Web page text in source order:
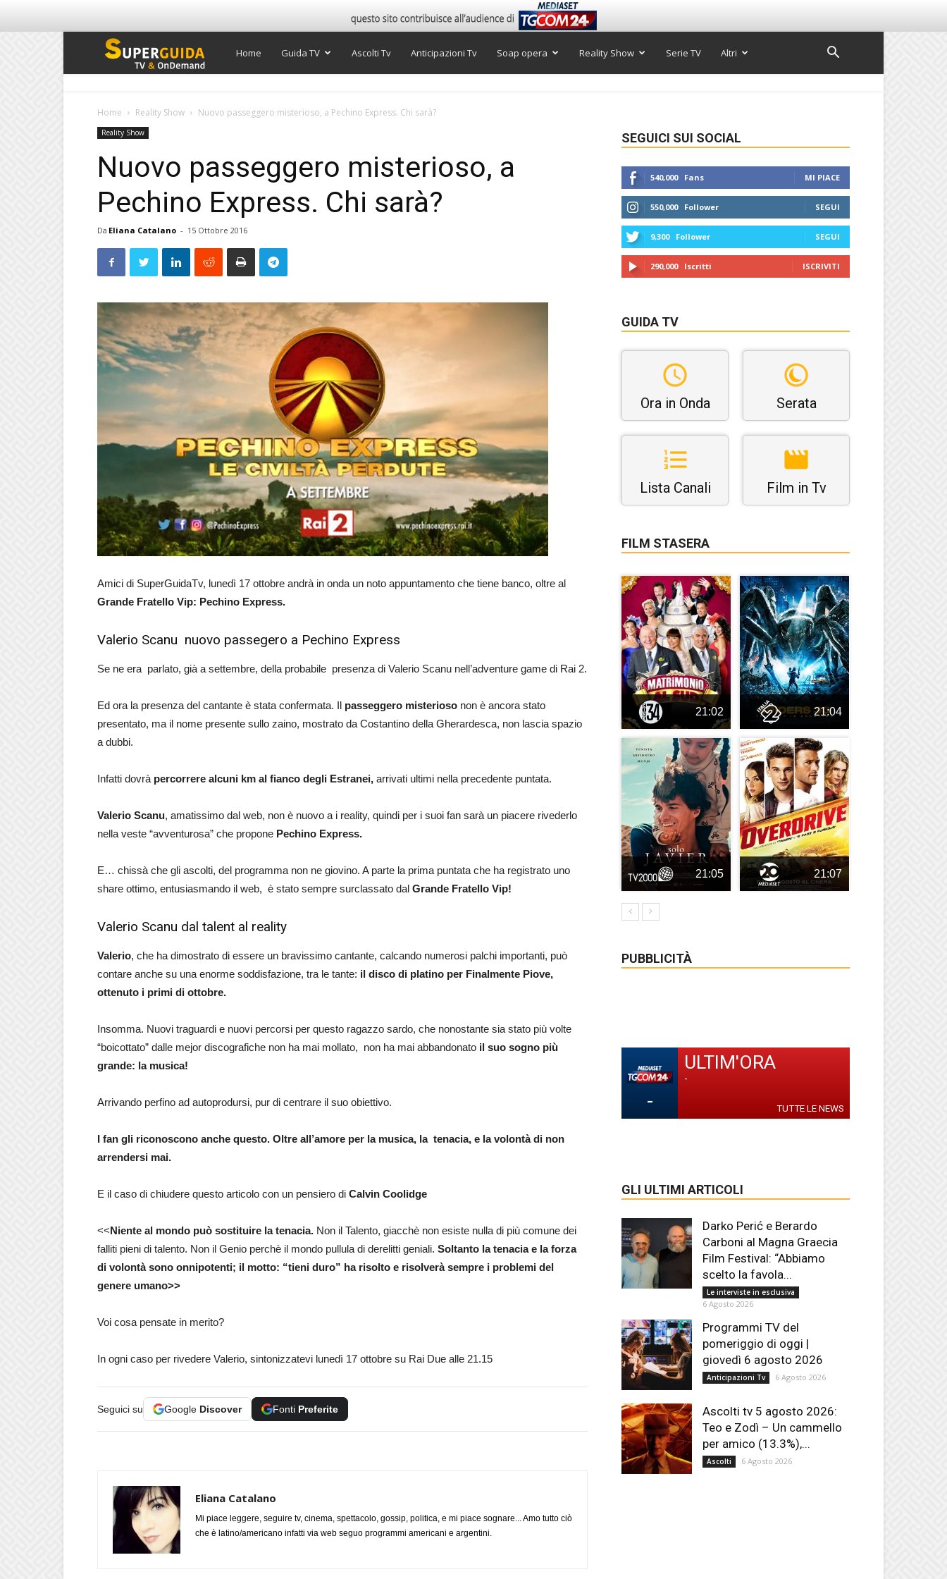
Super
Home Guida TV Ascolti Tv Anticipazioni Tv Soap opera Reality Show Serie TV Altri
Home Reality Show Nuovo passeggero misterioso, a Pechino Express. Chi sarà?
Reality Show
Nuovo passeggero misterioso, a
Pechino Express. Chi sarà?
Da Eliana Catalano - 15 Ottobre 2016
Amici di SuperGuidaTv, lunedì 17 ottobre andrà in onda un noto appuntamento che tiene banco, oltre al
Grande Fratello Vip: Pechino Express.
Valerio Scanu nuovo passegero a Pechino Express
Se ne era parlato, già a settembre, della probabile presenza di Valerio Scanu nell’adventure game di Rai 2.
Ed ora la presenza del cantante è stata confermata. Il passeggero misterioso non è ancora stato
presentato, ma il nome presente sullo zaino, mostrato da Costantino della Gherardesca, non lascia spazio
a dubbi.
Infatti dovrà percorrere alcuni km al fianco degli Estranei, arrivati ultimi nella precedente puntata.
Valerio Scanu, amatissimo dal web, non è nuovo a i reality, quindi per i suoi fan sarà un piacere rivederlo
nella veste “avventurosa” che propone Pechino Express.
E… chissà che gli ascolti, del programma non ne giovino. A parte la prima puntata che ha registrato uno
share ottimo, entusiasmando il web, è stato sempre surclassato dal Grande Fratello Vip!
Valerio Scanu dal talent al reality
Valerio, che ha dimostrato di essere un bravissimo cantante, calcando numerosi palchi importanti, può
contare anche su una enorme soddisfazione, tra le tante: il disco di platino per Finalmente Piove,
ottenuto i primi di ottobre.
Insomma. Nuovi traguardi e nuovi percorsi per questo ragazzo sardo, che nonostante sia stato più volte
“boicottato” dalle mejor discografiche non ha mai mollato, non ha mai abbandonato il suo sogno più
grande: la musica!
Arrivando perfino ad autoprodursi, pur di centrare il suo obiettivo.
I fan gli riconoscono anche questo. Oltre all’amore per la musica, la tenacia, e la volontà di non
arrendersi mai.
E il caso di chiudere questo articolo con un pensiero di Calvin Coolidge
<<Niente al mondo può sostituire la tenacia. Non il Talento, giacchè non esiste nulla di più comune dei
falliti pieni di talento. Non il Genio perchè il mondo pullula di derelitti geniali. Soltanto la tenacia e la forza
di volontà sono onnipotenti; il motto: “tieni duro” ha risolto e risolverà sempre i problemi del
genere umano>>
Voi cosa pensate in merito?
In ogni caso per rivedere Valerio, sintonizzatevi lunedì 17 ottobre su Rai Due alle 21.15
Seguici su Google Discover Fonti Preferite
Eliana Catalano
Mi piace leggere, seguire tv, cinema, spettacolo, gossip, politica, e mi piace sognare... Amo tutto ciò
che è latino/americano infatti via web seguo programmi americani e argentini.
SEGUICI SUI SOCIAL
540,000 Fans MI PIACE
550,000 Follower SEGUI
9,300 Follower SEGUI
290,000 Iscritti ISCRIVITI
GUIDA TV
Ora in Onda Serata
Lista Canali Film in Tv
FILM STASERA
21:02 21:04
21:05 21:07
PUBBLICITÀ
-
ULTIM'ORA
-
TUTTE LE NEWS
GLI ULTIMI ARTICOLI
Darko Perić e Berardo
Carboni al Magna Graecia
Film Festival: “Abbiamo
scelto la favola...
Le interviste in esclusiva
6 Agosto 2026
Programmi TV del
pomeriggio di oggi |
giovedì 6 agosto 2026
Anticipazioni Tv 6 Agosto 2026
Ascolti tv 5 agosto 2026:
Teo e Zodì – Un cammello
per amico (13.3%),...
Ascolti 6 Agosto 2026